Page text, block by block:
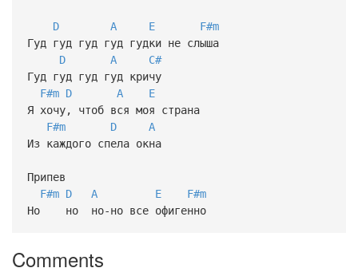
D A E
F#m
Гуд гуд гуд гуд гудки не слыша
D
A
C#
Гуд гуд гуд гуд кричу
F#m D A
E
Я хочу, чтоб вся моя страна
F#m
D
A
Из каждого спела окна
Припев
F#m D A E
F#m
Но но но-но все офигенно
Comments